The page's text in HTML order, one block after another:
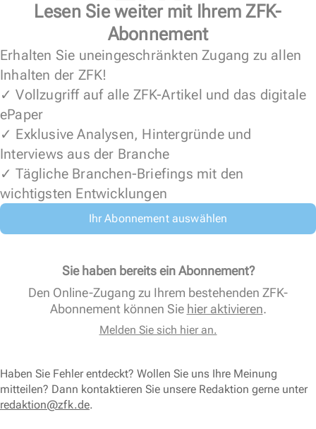
Lesen Sie weiter mit Ihrem ZFK-
Abonnement
Erhalten Sie uneingeschränkten Zugang zu allen
Inhalten der ZFK!
✓ Vollzugriff auf alle ZFK-Artikel und das digitale
ePaper
✓ Exklusive Analysen, Hintergründe und
Interviews aus der Branche
✓ Tägliche Branchen-Briefings mit den
wichtigsten Entwicklungen
Ihr Abonnement auswählen
Sie haben bereits ein Abonnement?
Den Online-Zugang zu Ihrem bestehenden ZFK-
Abonnement können Sie hier aktivieren.
Melden Sie sich hier an.
Haben Sie Fehler entdeckt? Wollen Sie uns Ihre Meinung
mitteilen? Dann kontaktieren Sie unsere Redaktion gerne unter
redaktion@zfk.de.